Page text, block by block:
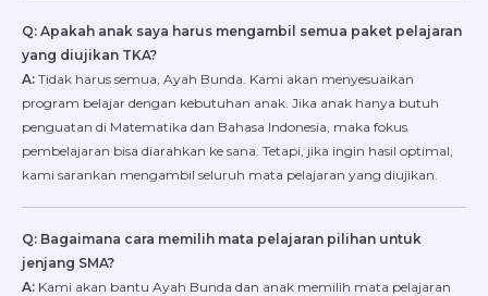
Q: Apakah anak saya harus mengambil semua paket pelajaran
yang diujikan TKA?
A: Tidak harus semua, Ayah Bunda. Kami akan menyesuaikan
program belajar dengan kebutuhan anak. Jika anak hanya butuh
penguatan di Matematika dan Bahasa Indonesia, maka fokus
pembelajaran bisa diarahkan ke sana. Tetapi, jika ingin hasil optimal,
kami sarankan mengambil seluruh mata pelajaran yang diujikan.
Q: Bagaimana cara memilih mata pelajaran pilihan untuk
jenjang SMA?
A: Kami akan bantu Ayah Bunda dan anak memilih mata pelajaran